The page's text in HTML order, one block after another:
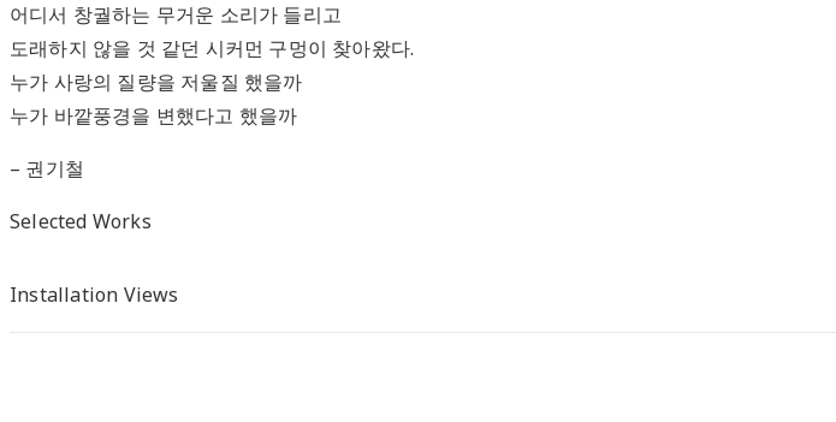
어디서 창궐하는 무거운 소리가 들리고
도래하지 않을 것 같던 시커먼 구멍이 찾아왔다.
누가 사랑의 질량을 저울질 했을까
누가 바깥풍경을 변했다고 했을까
– 권기철
Selected Works
어이쿠-뾰족하거나 둥글거나_123 x 245 cm, 한지위에
권기철 KWON KI CHUL
Installation Views